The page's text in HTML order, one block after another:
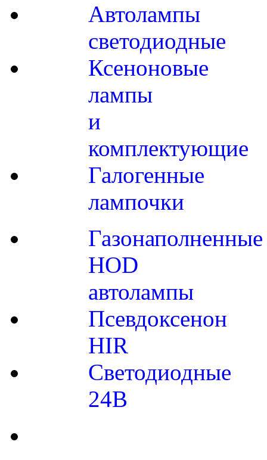
Автолампы
светодиодные
Ксеноновые
лампы
и
комплектующие
Галогенные
лампочки
Газонаполненные
HOD
автолампы
Псевдоксенон
HIR
Cветодиодные
24B